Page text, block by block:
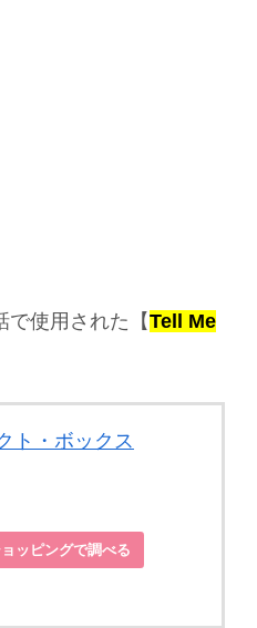
で使用された【Tell Me
ト・ボックス
ッピングで調べる